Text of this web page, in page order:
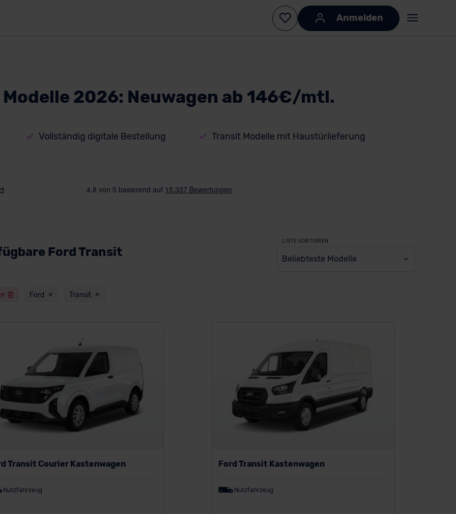
Anmelden
2026: Neuwagen ab 146€/mtl.
Vollständig digitale Bestellung Transit Modelle mit Haustürlieferung
Ford Transit
LISTE SORTIEREN
Beliebteste Modelle
Ford Transit
Transit Courier Kastenwagen
Nutzfahrzeug
Ford Transit Kastenwagen
Nutzfahrzeug